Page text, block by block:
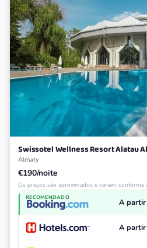
Swissotel Wellness Resort Alatau
Almaty
€190/noite
Os preços são aproximados e variam conforme
RECOMENDADO A
A